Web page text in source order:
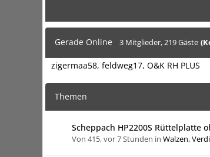
Gerade Online 3 Mitglieder, 219 Gäste
zigermaa58 feldweg17 O&K RH PLUS
Themen
Scheppach HP2200S Rüttelplatte
Von 415,vor 7 Stunden in Walzen,